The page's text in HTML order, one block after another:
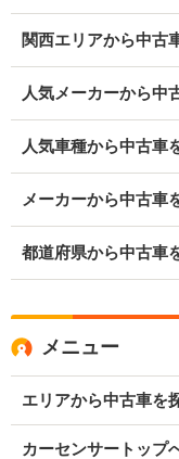
関西エリアから中古
人気メーカーから中
人気車種から中古車
メーカーから中古車
都道府県から中古車
メニュー
エリアから中古車を
カーセンサートップ